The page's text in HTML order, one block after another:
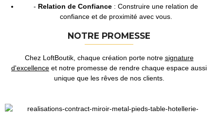
Relation de Confiance : Construire une relation de
confiance et de proximité avec vous.
NOTRE PROMESSE
Chez LoftBoutik, chaque création porte notre signature
d'excellence et notre promesse de rendre chaque espace aussi
unique que les rêves de nos clients.